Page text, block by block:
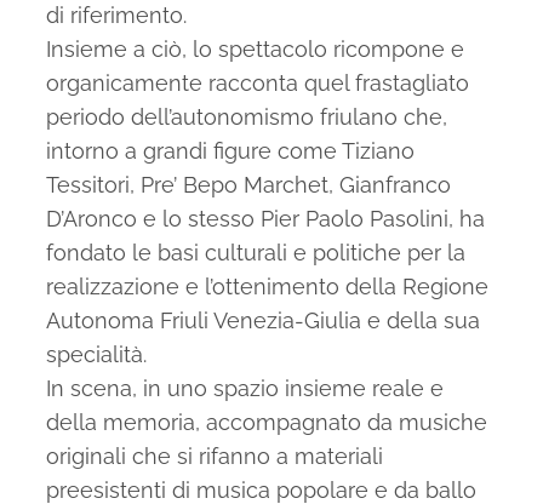
di riferimento.
Insieme a ciò, lo spettacolo ricompone e
organicamente racconta quel frastagliato
periodo dell’autonomismo friulano che,
intorno a grandi figure come Tiziano
Tessitori, Pre’ Bepo Marchet, Gianfranco
D’Aronco e lo stesso Pier Paolo Pasolini, ha
fondato le basi culturali e politiche per la
realizzazione e l’ottenimento della Regione
Autonoma Friuli Venezia-Giulia e della sua
specialità.
In scena, in uno spazio insieme reale e
della memoria, accompagnato da musiche
originali che si rifanno a materiali
preesistenti di musica popolare e da ballo